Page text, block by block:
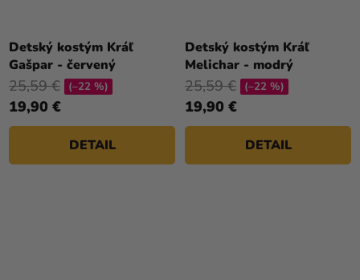
Detský kostým Kráľ
Gašpar - červený
hodnotenie
produktu
je
5,0
5
hviezdičiek.
19,90 €
25,59 € (–22 %)
DETAIL
Detský kostým Kráľ
Melichar - modrý
19,90 €
25,59 € (–22 %)
DETAIL